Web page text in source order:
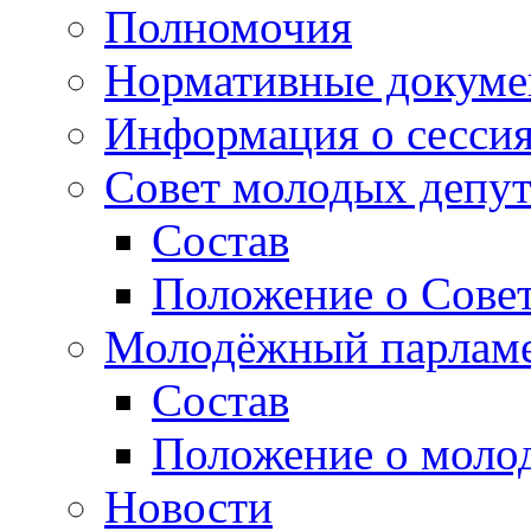
Полномочия
Нормативные
Информация о
Совет молодых
Состав
Положение о
Молодёжный
Состав
Положение о
Новости